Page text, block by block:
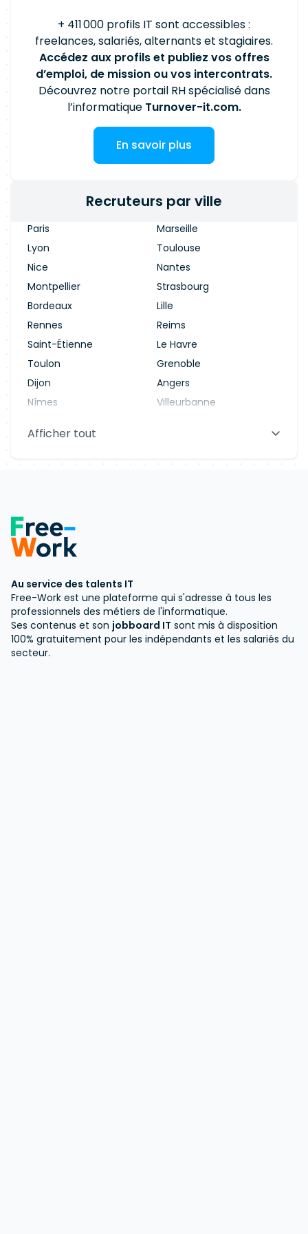
accompagnées | +75 consultants experts | 20 ans
d'expériences cumulées
comme investissement dans nos collaborateurs. •
Bien-être de nos consultants : Créer un
environnement propice à l'épanouissement
professionnel et personnel. • Éco-responsabilité :
Sensibiliser en interne, pour réduire notre
empreinte carbone et celle de nos clients.
+ 411 000 profils IT sont accessibles :
freelances, salariés, alternants et stagiaires.
Accédez aux profils et publiez vos offres
d’emploi, de mission ou vos intercontrats.
Découvrez notre portail RH spécialisé dans
l’informatique Turnover-it.com.
En savoir plus
Recruteurs par ville
Paris
Marseille
Lyon
Toulouse
Nice
Nantes
Montpellier
Strasbourg
Bordeaux
Lille
Rennes
Reims
Saint-Étienne
Le Havre
Toulon
Grenoble
Dijon
Angers
Nîmes
Villeurbanne
Aix-en-Provence
Afficher tout
Au service des talents IT
Free-Work est une plateforme qui s'adresse à tous les
professionnels des métiers de l'informatique.
Ses contenus et son jobboard IT sont mis à disposition
100% gratuitement pour les indépendants et les salariés du
secteur.